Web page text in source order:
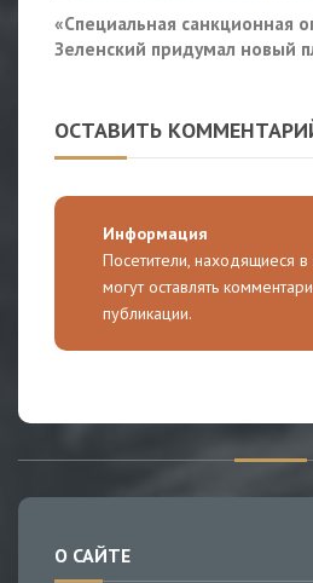
«Специальная санкционная
Зеленский придумал новый
ОСТАВИТЬ
Информация
Посетители, находящиеся в
могут оставлять
публикации.
О САЙТЕ